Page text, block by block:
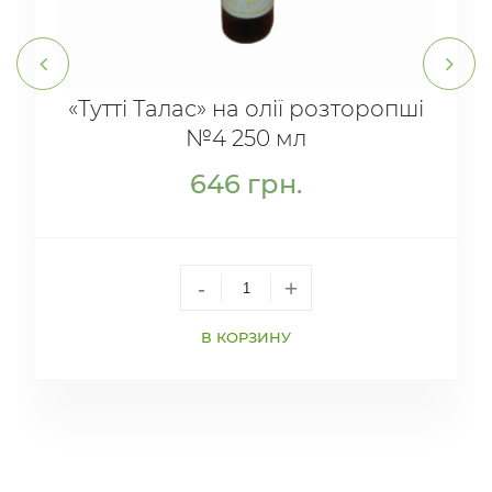
«Тутті Талас» на олії розторопші
№4 250 мл
646 грн.
- +
В КОРЗИНУ